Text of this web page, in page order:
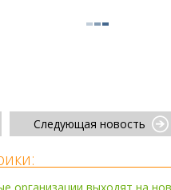
Следующая новость